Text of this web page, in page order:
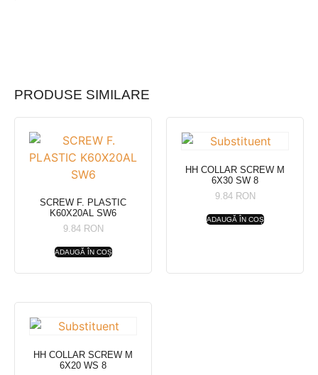
PRODUSE SIMILARE
SCREW F. PLASTIC
K60X20AL SW6
9.84 RON
ADAUGĂ ÎN COȘ
HH COLLAR SCREW M
6X30 SW 8
9.84 RON
ADAUGĂ ÎN COȘ
HH COLLAR SCREW M
6X20 WS 8